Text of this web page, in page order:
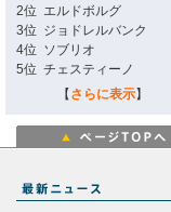
2位 エルドボルグ
3位 ジョドレルバンク
4位 ソブリオ
5位 チェスティーノ
【 さらに表示】